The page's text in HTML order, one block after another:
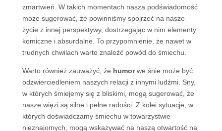
zmartwień. W takich momentach nasza podświadomość
może sugerować, że powinniśmy spojrzeć na nasze
życie z innej perspektywy, dostrzegając w nim elementy
komiczne i absurdalne. To przypomnienie, że nawet w
trudnych chwilach warto znaleźć powód do śmiechu.
Warto również zauważyć, że humorwe śnie może być
odzwierciedleniem naszych relacji z innymi ludźmi. Sny,
w których śmiejemy się z bliskimi, mogą sugerować, że
nasze więzi są silne i pełne radości. Z kolei sytuacje, w
których doświadczamy śmiechu w towarzystwie
nieznajomych, mogą wskazywać na naszą otwartość na